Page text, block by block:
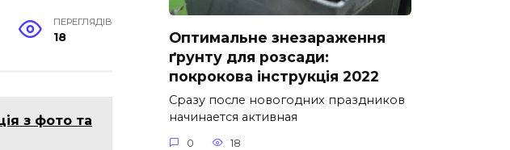
ПЕРЕГЛЯДІВ
18
з фото та
Оптимальне знезараження
ґрунту для розсади:
покрокова інструкція 2022
Сразу после новогодних праздников
начинается активная
0 18